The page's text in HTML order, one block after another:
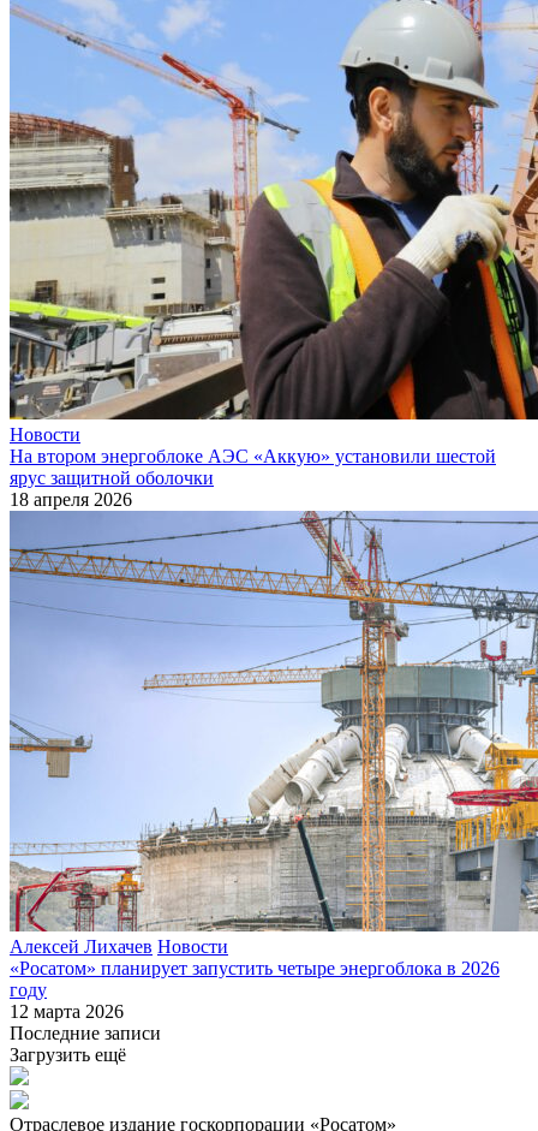
Новости
На втором энергоблоке АЭС «Аккую» установили шестой
ярус защитной оболочки
18 апреля 2026
Алексей Лихачев Новости
«Росатом» планирует запустить четыре энергоблока в 2026
году
12 марта 2026
Последние записи
Загрузить ещё
Отраслевое издание госкорпорации «Росатом»